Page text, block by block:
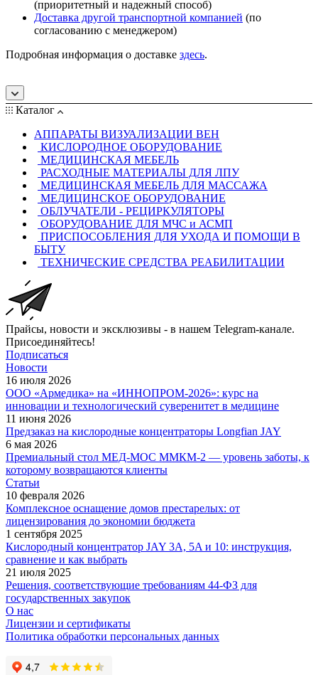
(приоритетный и надежный способ)
Доставка другой транспортной компанией (по
согласованию с менеджером)
Подробная информация о доставке здесь.
Каталог
АППАРАТЫ ВИЗУАЛИЗАЦИИ ВЕН
КИСЛОРОДНОЕ ОБОРУДОВАНИЕ
МЕДИЦИНСКАЯ МЕБЕЛЬ
РАСХОДНЫЕ МАТЕРИАЛЫ ДЛЯ ЛПУ
МЕДИЦИНСКАЯ МЕБЕЛЬ ДЛЯ МАССАЖА
МЕДИЦИНСКОЕ ОБОРУДОВАНИЕ
ОБЛУЧАТЕЛИ - РЕЦИРКУЛЯТОРЫ
ОБОРУДОВАНИЕ ДЛЯ МЧС и АСМП
ПРИСПОСОБЛЕНИЯ ДЛЯ УХОДА И ПОМОЩИ В
БЫТУ
ТЕХНИЧЕСКИЕ СРЕДСТВА РЕАБИЛИТАЦИИ
Прайсы, новости и эксклюзивы - в нашем Telegram-канале.
Присоединяйтесь!
Подписаться
Новости
16 июля 2026
ООО «Армедика» на «ИННОПРОМ-2026»: курс на
инновации и технологический суверенитет в медицине
11 июня 2026
Предзаказ на кислородные концентраторы Longfian JAY
6 мая 2026
Премиальный стол МЕД-МОС ММКМ-2 — уровень заботы, к
которому возвращаются клиенты
Статьи
10 февраля 2026
Комплексное оснащение домов престарелых: от
лицензирования до экономии бюджета
1 сентября 2025
Кислородный концентратор JAY 3A, 5A и 10: инструкция,
сравнение и как выбрать
21 июля 2025
Решения, соответствующие требованиям 44-ФЗ для
государственных закупок
О нас
Лицензии и сертификаты
Политика обработки персональных данных